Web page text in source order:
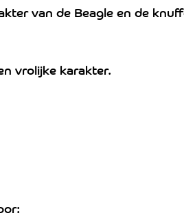
van de Beagle en de
vrolijke karakter.